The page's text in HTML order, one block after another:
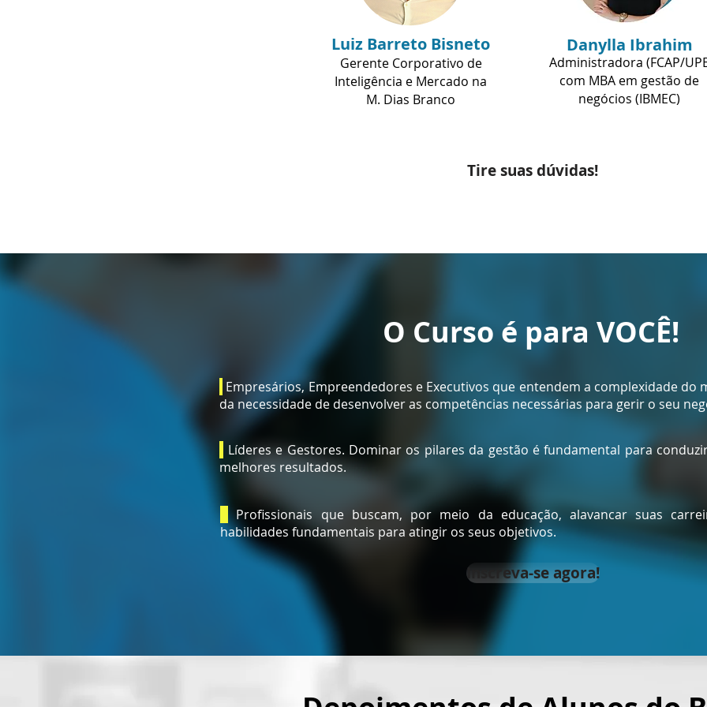
Luiz Barreto Bisneto
Gerente Corporativo de
Inteligência e Mercado na
M. Dias Branco
Danylla Ibrahim
Administradora (FCAP/
com MBA em gestão de
negócios (IBMEC)
Tire suas dúvidas!
O Curso é para VOCÊ!
Empresários, Empreendedores e Executivos que entendem a complexidade do
da necessidade de desenvolver as competências necessárias para gerir o seu
Líderes e Gestores. Dominar os pilares da gestão é fundamental para
melhores resultados.
Profissionais que buscam, por meio da educação, alavancar suas
habilidades fundamentais para atingir os seus objetivos.
Inscreva-se agora!